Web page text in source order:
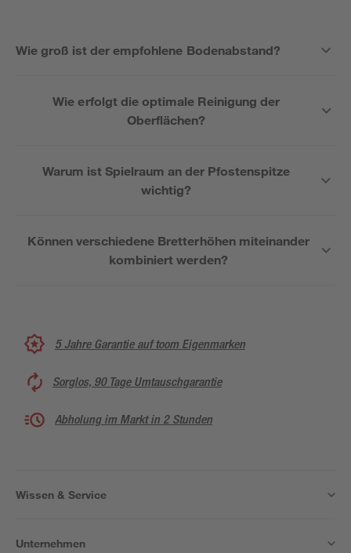
Wie groß ist der empfohlene Bodenabstand?
Wie erfolgt die optimale Reinigung der
Oberflächen?
Warum ist Spielraum an der Pfostenspitze
wichtig?
Können verschiedene Bretterhöhen miteinander
kombiniert werden?
5 Jahre Garantie auf toom Eigenmarken
Sorglos, 90 Tage Umtauschgarantie
Abholung im Markt in 2 Stunden
Wissen & Service
Unternehmen